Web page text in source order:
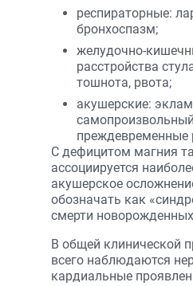
респираторные:
бронхоспазм;
желудочно-
расстройства
тошнота, рвота;
акушерские:
преждевременные
С дефицитом магния
ассоциируется
акушерское
обозначать как
смерти
В общей клинической
всего наблюдаются
кардиальные